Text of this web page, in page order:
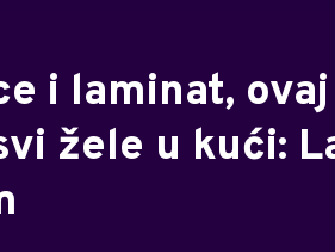
i laminat, ovaj
žele u kući: